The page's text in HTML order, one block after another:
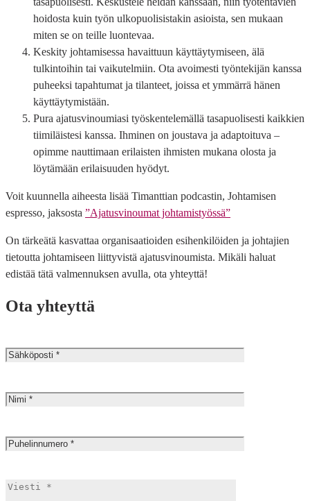
hoidosta kuin työn ulkopuolisistakin asioista, sen mukaan
miten se on teille luontevaa.
Keskity johtamisessa havaittuun käyttäytymiseen, älä
tulkintoihin tai vaikutelmiin. Ota avoimesti työntekijän kanssa
puheeksi tapahtumat ja tilanteet, joissa et ymmärrä hänen
käyttäytymistään.
Pura ajatusvinoumiasi työskentelemällä tasapuolisesti kaikkien
tiimiläistesi kanssa. Ihminen on joustava ja adaptoituva –
opimme nauttimaan erilaisten ihmisten mukana olosta ja
löytämään erilaisuuden hyödyt.
Voit kuunnella aiheesta lisää Timanttian podcastin, Johtamisen
espresso, jaksosta ”Ajatusvinoumat johtamistyössä”
On tärkeätä kasvattaa organisaatioiden esihenkilöiden ja johtajien
tietoutta johtamiseen liittyvistä ajatusvinoumista. Mikäli haluat
edistää tätä valmennuksen avulla, ota yhteyttä!
Ota yhteyttä
(pakollinen)
(pakollinen)
(pakollinen)
(pakollinen)